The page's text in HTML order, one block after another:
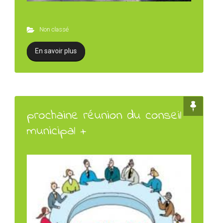
Non classé
En savoir plus
prochaine réunion du conseil
municipal +